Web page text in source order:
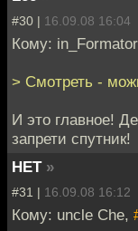
#30 | 16.09.08 16:04
Кому:
> Смотреть -
И это главное!
запрети спутник!
НЕТ »
#31 | 16.09.08 16:12
Кому: uncle Che,